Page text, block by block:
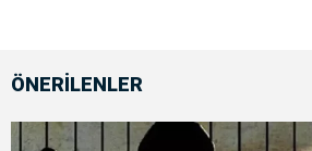
ÖNERİLENLER